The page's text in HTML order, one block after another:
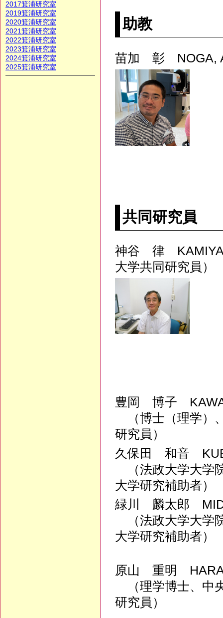
助教
苗加 彰 NOGA,
共同研究員
神谷 律 KAMIYA,
大学共同研究員）
豊岡 博子
（博士（理学）
研究員）
久保田 和音
（法政大学大学
大学研究補助者）
緑川 麟太郎
（法政大学大学
大学研究補助者）
原山 重明
（理学博士、中
研究員）
2017箕浦研究室
2019箕浦研究室
2020箕浦研究室
2021箕浦研究室
2022箕浦研究室
2023箕浦研究室
2024箕浦研究室
2025箕浦研究室